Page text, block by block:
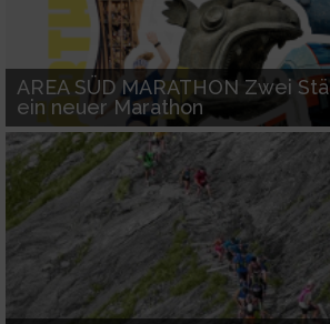
AREA SÜD MARATHON Zwei
ein neuer Marathon